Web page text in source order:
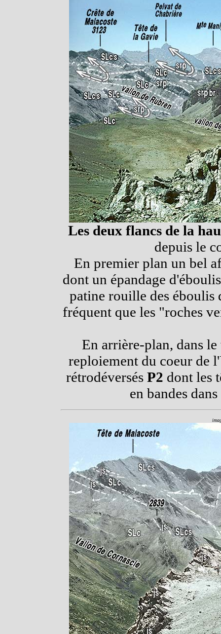
Les deux flancs de la
depuis le
En premier plan un bel
dont un épandage
patine rouille des éboulis
fréquent que les "roches
En arrière-plan, dans
reploiement du coeur de
rétrodéversés P2 dont les
en bandes